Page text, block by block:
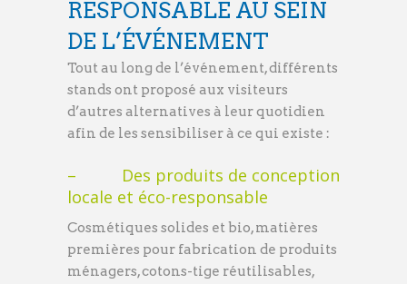
RESPONSABLE AU SEIN
DE L’ÉVÉNEMENT
Tout au long de l’événement, différents
stands ont proposé aux visiteurs
d’autres alternatives à leur quotidien
afin de les sensibiliser à ce qui existe :
– Des produits de conception
locale et éco-responsable
Cosmétiques solides et bio, matières
premières pour fabrication de produits
ménagers, cotons-tige réutilisables,